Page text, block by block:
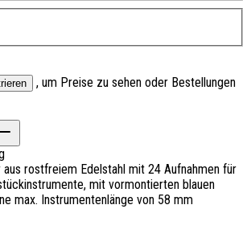
, um Preise zu sehen oder Bestellungen
rostfreiem Edelstahl mit 24 Aufnahmen für
mit vormontierten blauen
max. Instrumentenlänge von 58 mm